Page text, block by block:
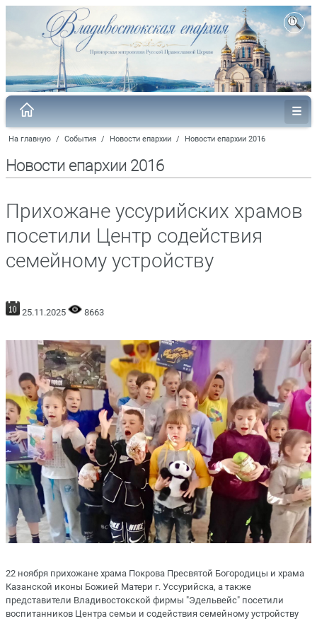
На главную / События / Новости епархии / Новости епархии 2016
Новости епархии 2016
Прихожане уссурийских храмов
посетили Центр содействия
семейному устройству
25.11.2025 8663
22 ноября прихожане храма Покрова Пресвятой Богородицы и храма
Казанской иконы Божией Матери г. Уссурийска, а также
представители Владивостокской фирмы "Эдельвейс" посетили
воспитанников Центра семьи и содействия семейному устройству